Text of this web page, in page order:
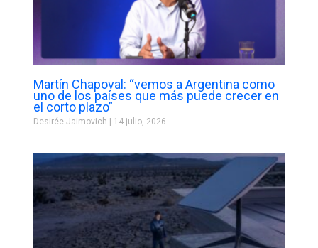
Martín Chapoval: “vemos a Argentina como
uno de los países que más puede crecer en
el corto plazo”
Desirée Jaimovich 14 julio, 2026